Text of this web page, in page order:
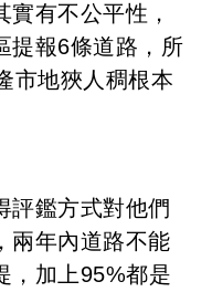
有不公平性，
提報6條道路，所
市地狹人稠根本
評鑑方式對他們
兩年內道路不能
，加上95%都是